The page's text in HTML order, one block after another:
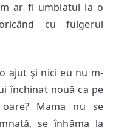
ar fi umblatul la o
cu fulgerul
ajut şi nici eu nu m-
închinat nouă ca pe
Mama nu se
se înhăma la